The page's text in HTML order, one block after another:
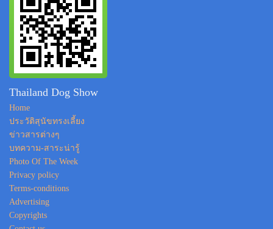
Thailand Dog Show
Home
ประวัติสุนัขทรงเลี้ยง
ข่าวสารต่างๆ
บทความ-สาระน่ารู้
Photo Of The Week
Privacy policy
Terms-conditions
Advertising
Copyrights